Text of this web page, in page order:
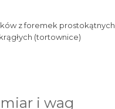
z foremek prostokątnych
(tortownice)
i wag